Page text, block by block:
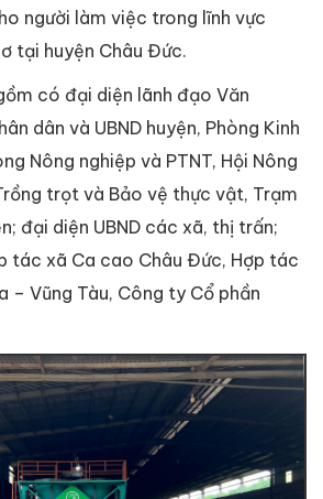
người làm việc trong lĩnh vực
tại huyện Châu Đức.
có đại diện lãnh đạo Văn
dân và UBND huyện, Phòng Kinh
Nông nghiệp và PTNT, Hội Nông
trọt và Bảo vệ thực vật, Trạm
đại diện UBND các xã, thị trấn;
tác xã Ca cao Châu Đức, Hợp tác
– Vũng Tàu, Công ty Cổ phần